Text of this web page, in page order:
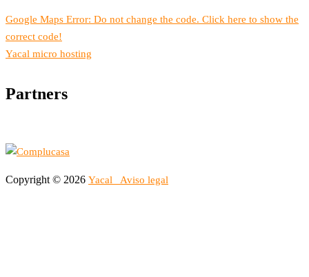
Google Maps Error: Do not change the code. Click here to show the
correct code!
Yacal micro hosting
Partners
Copyright © 2026 Yacal Aviso legal